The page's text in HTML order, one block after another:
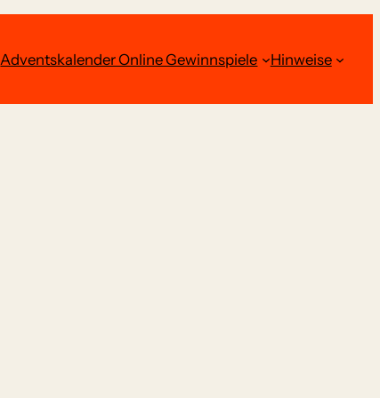
Adventskalender Online Gewinnspiele Hinweise